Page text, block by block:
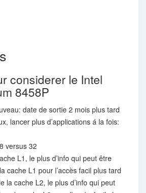
considerer le Intel
8458P
date de sortie 2 mois plus tard
lancer plus d’applications á la fois:
versus 32
L1, le plus d’info qui peut être
cache L1 pour l’accès facil plus tard
la cache L2, le plus d’info qui peut